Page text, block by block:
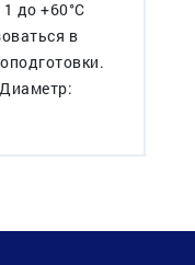
до +60°C
в